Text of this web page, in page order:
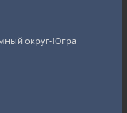
округ-Югра